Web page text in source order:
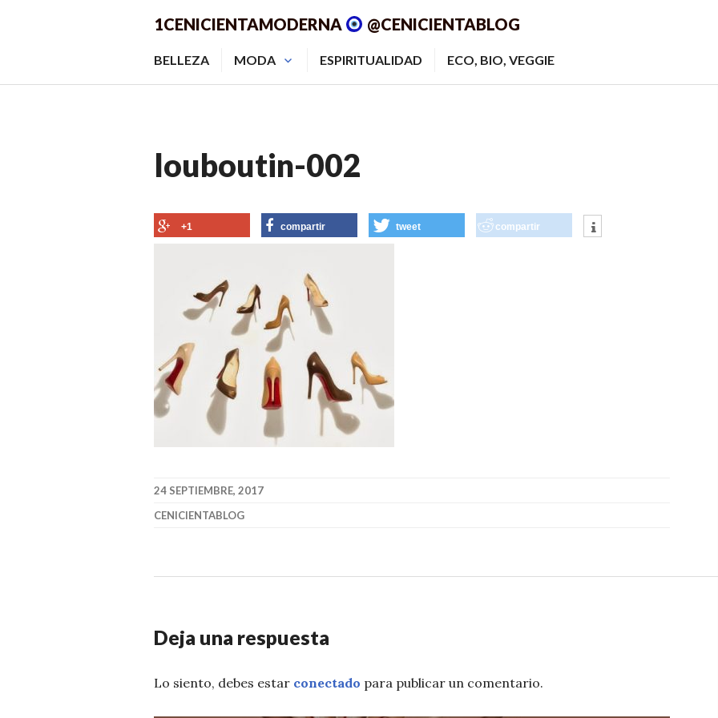
1CENICIENTAMODERNA @CENICIENTABLOG
BELLEZA MODA ESPIRITUALIDAD ECO, BIO, VEGGIE
louboutin-002
+1 compartir tweet compartir
24 SEPTIEMBRE, 2017
CENICIENTABLOG
Deja una respuesta
Lo siento, debes estar conectado para publicar un comentario.